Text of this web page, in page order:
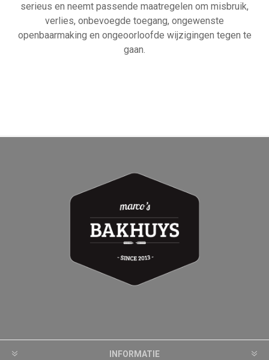
serieus en neemt passende maatregelen om misbruik,
verlies, onbevoegde toegang, ongewenste
openbaarmaking en ongeoorloofde wijzigingen tegen te
gaan.
INFORMATIE